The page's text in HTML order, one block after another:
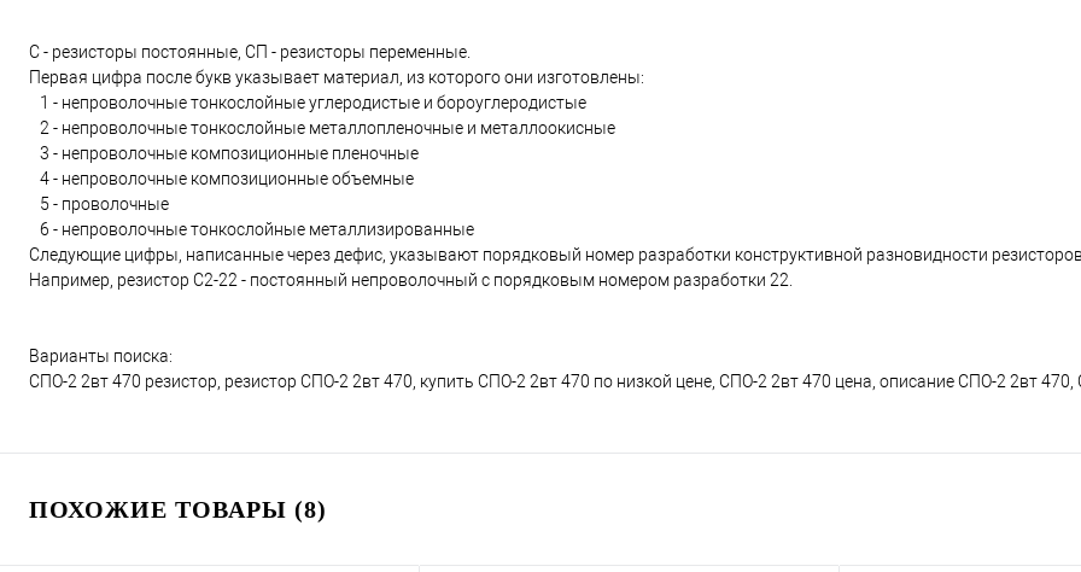
С - резисторы постоянные, СП - резисторы переменные.
Первая цифра после букв указывает материал, из которого они изготовлены:
1 - непроволочные тонкослойные углеродистые и бороуглеродистые
2 - непроволочные тонкослойные металлопленочные и металлоокисные
3 - непроволочные композиционные пленочные
4 - непроволочные композиционные объемные
5 - проволочные
6 - непроволочные тонкослойные металлизированные
Следующие цифры, написанные через дефис, указывают порядковый номер разработки конструктивной разновидности
Например, резистор С2-22 - постоянный непроволочный с порядковым номером разработки 22.
Варианты поиска:
СПО-2 2вт 470 резистор, резистор СПО-2 2вт 470, купить СПО-2 2вт 470 по низкой цене, СПО-2 2вт 470 цена, описание СПО-2 2вт
ПОХОЖИЕ ТОВАРЫ (8)